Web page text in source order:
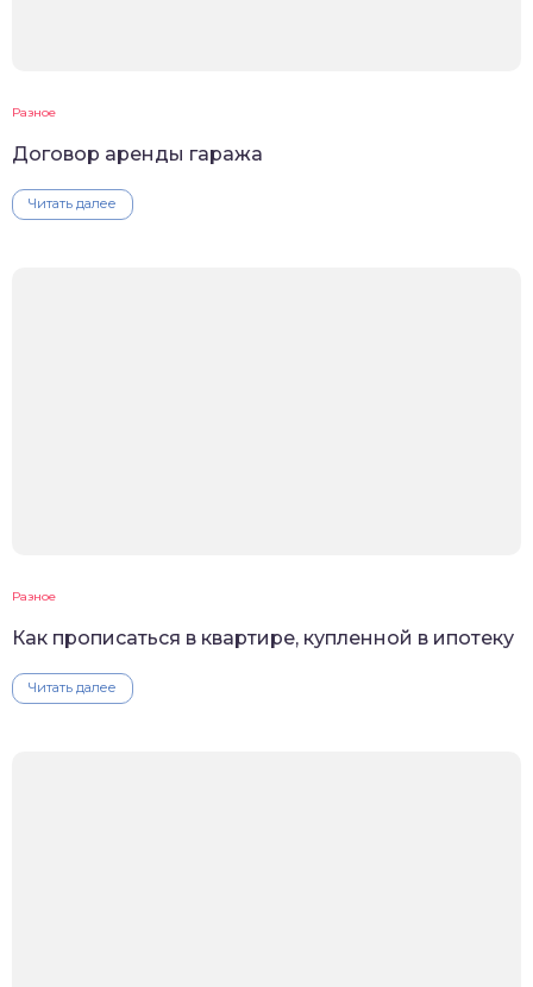
Разное
Договор аренды гаража
Читать далее
Разное
Как прописаться в квартире, купленной в ипотеку
Читать далее